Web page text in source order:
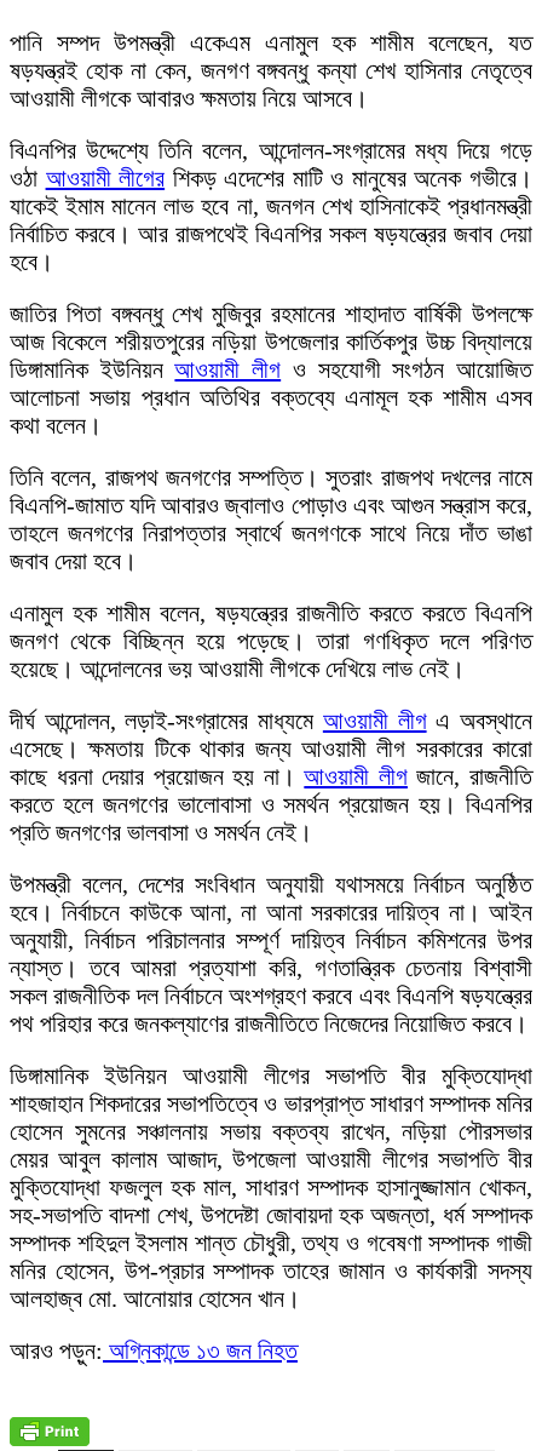
পানি সম্পদ উপমন্ত্রী একেএম এনামুল হক শামীম বলেছেন, যত
ষড়যন্ত্রই হোক না কেন, জনগণ বঙ্গবন্ধু কন্যা শেখ হাসিনার নেতৃত্বে
আওয়ামী লীগকে আবারও ক্ষমতায় নিয়ে আসবে।
বিএনপির উদ্দেশ্যে তিনি বলেন, আন্দোলন-সংগ্রামের মধ্য দিয়ে গড়ে
ওঠা আওয়ামী লীগের শিকড় এদেশের মাটি ও মানুষের অনেক গভীরে।
যাকেই ইমাম মানেন লাভ হবে না, জনগন শেখ হাসিনাকেই প্রধানমন্ত্রী
নির্বাচিত করবে। আর রাজপথেই বিএনপির সকল ষড়যন্ত্রের জবাব দেয়া
হবে।
জাতির পিতা বঙ্গবন্ধু শেখ মুজিবুর রহমানের শাহাদাত বার্ষিকী উপলক্ষে
আজ বিকেলে শরীয়তপুরের নড়িয়া উপজেলার কার্তিকপুর উচ্চ বিদ্যালয়ে
ডিঙ্গামানিক ইউনিয়নআওয়ামী লীগ ও সহযোগী সংগঠন আয়োজিত
আলোচনা সভায় প্রধান অতিথির বক্তব্যে এনামূল হক শামীম এসব
কথা বলেন।
তিনি বলেন, রাজপথ জনগণের সম্পত্তি। সুতরাং রাজপথ দখলের নামে
বিএনপি-জামাত যদি আবারও জ্বালাও পোড়াও এবং আগুন সন্ত্রাস করে,
তাহলে জনগণের নিরাপত্তার স্বার্থে জনগণকে সাথে নিয়ে দাঁত ভাঙা
জবাব দেয়া হবে।
এনামুল হক শামীম বলেন, ষড়যন্ত্রের রাজনীতি করতে করতে বিএনপি
জনগণ থেকে বিচ্ছিন্ন হয়ে পড়েছে। তারা গণধিকৃত দলে পরিণত
হয়েছে। আন্দোলনের ভয় আওয়ামী লীগকে দেখিয়ে লাভ নেই।
দীর্ঘ আন্দোলন, লড়াই-সংগ্রামের মাধ্যমে আওয়ামী লীগএ অবস্থানে
এসেছে। ক্ষমতায় টিকে থাকার জন্য আওয়ামী লীগ সরকারের কারো
কাছে ধরনা দেয়ার প্রয়োজন হয় না।আওয়ামী লীগজানে, রাজনীতি
করতে হলে জনগণের ভালোবাসা ও সমর্থন প্রয়োজন হয়। বিএনপির
প্রতি জনগণের ভালবাসা ও সমর্থন নেই।
উপমন্ত্রী বলেন, দেশের সংবিধান অনুযায়ী যথাসময়ে নির্বাচন অনুষ্ঠিত
হবে। নির্বাচনে কাউকে আনা, না আনা সরকারের দায়িত্ব না। আইন
অনুযায়ী, নির্বাচন পরিচালনার সম্পূর্ণ দায়িত্ব নির্বাচন কমিশনের উপর
ন্যাস্ত। তবে আমরা প্রত্যাশা করি, গণতান্ত্রিক চেতনায় বিশ্বাসী
সকল রাজনীতিক দল নির্বাচনে অংশগ্রহণ করবে এবং বিএনপি ষড়যন্ত্রের
পথ পরিহার করে জনকল্যাণের রাজনীতিতে নিজেদের নিয়োজিত করবে।
ডিঙ্গামানিক ইউনিয়ন আওয়ামী লীগের সভাপতি বীর মুক্তিযোদ্ধা
শাহজাহান শিকদারের সভাপতিত্বে ও ভারপ্রাপ্ত সাধারণ সম্পাদক মনির
হোসেন সুমনের সঞ্চালনায় সভায় বক্তব্য রাখেন, নড়িয়া পৌরসভার
মেয়র আবুল কালাম আজাদ, উপজেলা আওয়ামী লীগের সভাপতি বীর
মুক্তিযোদ্ধা ফজলুল হক মাল, সাধারণ সম্পাদক হাসানুজ্জামান খোকন,
সহ-সভাপতি বাদশা শেখ, উপদেষ্টা জোবায়দা হক অজন্তা, ধর্ম সম্পাদক
সম্পাদক শহিদুল ইসলাম শান্ত চৌধুরী, তথ্য ও গবেষণা সম্পাদক গাজী
মনির হোসেন, উপ-প্রচার সম্পাদক তাহের জামান ও কার্যকারী সদস্য
আলহাজ্ব মো. আনোয়ার হোসেন খান।
আরও পড়ুন: অগ্নিকান্ডে ১৩ জন নিহত